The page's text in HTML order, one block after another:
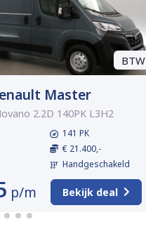
BTW
Master
2.2D 140PK L3H2
141 PK
€ 21.400,-
Handgeschakeld
p/m Bekijk deal